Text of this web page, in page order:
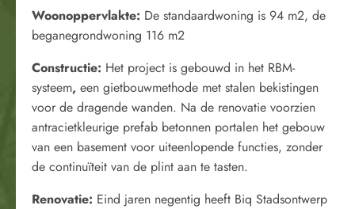
Woonoppervlakte: De standaardwoning is 94 m2, de
beganegrondwoning 116 m2
Constructie: Het project is gebouwd in het RBM-
systeem, een gietbouwmethode met stalen bekistingen
voor de dragende wanden. Na de renovatie voorzien
antracietkleurige prefab betonnen portalen het gebouw
van een basement voor uiteenlopende functies, zonder
de continuïteit van de plint aan te tasten.
Renovatie: Eind jaren negentig heeft Biq Stadsontwerp